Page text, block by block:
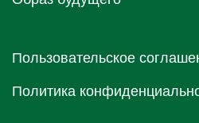
Пользовательское
Политика